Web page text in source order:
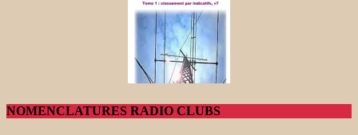
NOMENCLATURES RADIO CLUBS